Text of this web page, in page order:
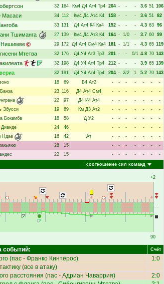
32 164 Км4 Д4 Ат4 Тр4 204 - - - 3.6 51 106
Масаси 34 112 Км4 Д4 Ат4 К4 158 - - - 3.6 51 82
33 131 Д4 Ат4 К4 Ка4 152 - - - 4.3 63 96
Тшиманга 27 139 Км4 Д4 Ат3 К4 164 - 1/0 - 3.7 60 99
Нишимве 29 172 Д4 Ат4 См4 Ка4 181 - 1/1 - 4.3 65 119
Мтетва 32 176 Д4 У4 Ат3 Тр3 201 - - 0/1 4.8 70 143
32 198 Д4 У4 Ат4 Тр4 212 - - - 3.9 65 139
32 191 Д4 У4 Ат4 Тр4 204 - 2/2 1 5.2 70 143
18 69 В4 Ат2 - - - - - -
-
23 116 Д4 Ат4 См4 - - - - - -
-
22 97 Д4 И4 Ат4 - - - - - -
-
Эбусси 19 69 Км Д3 Ат2 - - - - - -
-
Бокамба 18 58 Д У2 - - - - - -
-
Дианде 24 46 - - - - - -
-
Ндае 16 42 Ат - - - - - -
-
28 15 - - - - - -
-
22 15 - - - - - -
-
соотношение сил команд
+2
90
событий: Счёт
(пас - Франко Кинтерос) 1:0
(все в атаку)
расстояния (пас - Адриан Чаваррия) 2:0